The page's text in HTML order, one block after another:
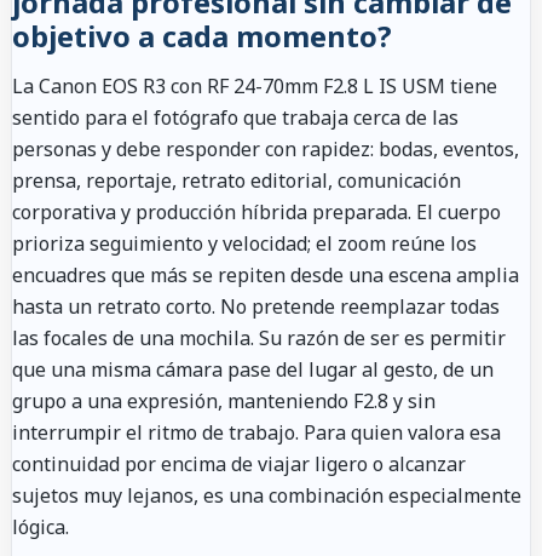
objetivo a cada momento?
La Canon EOS R3 con RF 24-70mm F2.8 L IS USM tiene
sentido para el fotógrafo que trabaja cerca de las
personas y debe responder con rapidez: bodas, eventos,
prensa, reportaje, retrato editorial, comunicación
corporativa y producción híbrida preparada. El cuerpo
prioriza seguimiento y velocidad; el zoom reúne los
encuadres que más se repiten desde una escena amplia
hasta un retrato corto. No pretende reemplazar todas
las focales de una mochila. Su razón de ser es permitir
que una misma cámara pase del lugar al gesto, de un
grupo a una expresión, manteniendo F2.8 y sin
interrumpir el ritmo de trabajo. Para quien valora esa
continuidad por encima de viajar ligero o alcanzar
sujetos muy lejanos, es una combinación especialmente
lógica.